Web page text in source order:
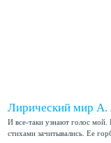
Лирический мир
И все-таки узнают голос
стихами зачитывались. Ее